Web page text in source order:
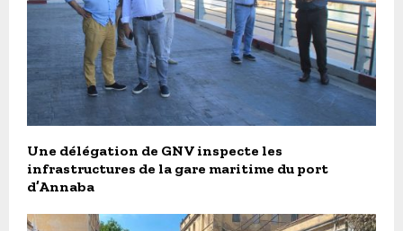
Une délégation de GNV inspecte les
infrastructures de la gare maritime du port
d’Annaba